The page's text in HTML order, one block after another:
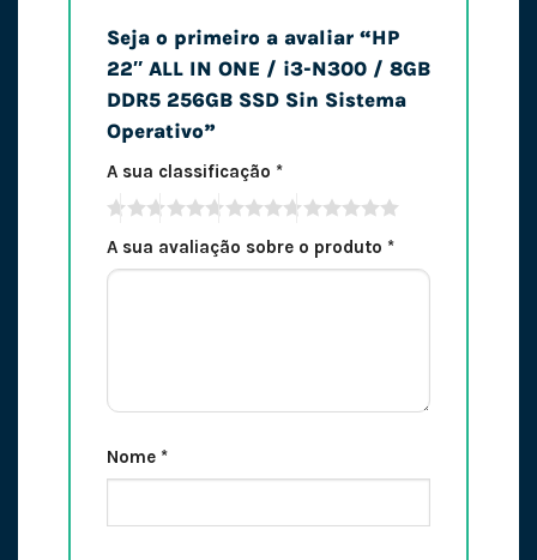
Seja o primeiro a avaliar “HP
22″ ALL IN ONE / i3-N300 / 8GB
DDR5 256GB SSD Sin Sistema
Operativo”
A sua classificação *
A sua avaliação sobre o produto *
Nome *